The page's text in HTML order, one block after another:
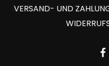
VERSAND- UND